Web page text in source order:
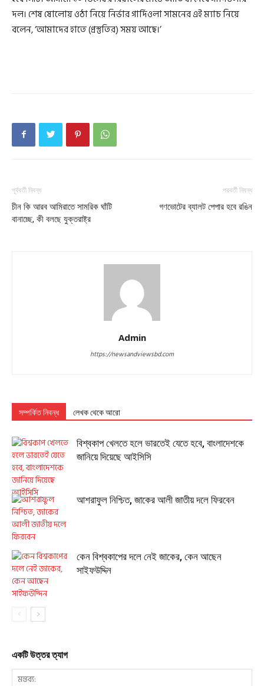
দল। শেষ ষোলোয় ওঠা নিয়ে নির্ভার গার্দিওলা সামনের এই ম্যাচ নিয়ে
বলেন, ‘আমাদের হাতে (প্রস্তুতির) সময় আছে।’
পূর্ববর্তী নিবন্ধ
চীন কি আরব আমিরাতে সামরিক ঘাঁটি
বানাচ্ছে, কী বলছে যুক্তরাষ্ট্র
পরবর্তী নিবন্ধ
গণভোটের ব্যালট পেপার হবে রঙিন
Admin
https://newsandviewsbd.com
সম্পর্কিত নিবন্ধ লেখক থেকে আরো
বিশ্বকাপ খেলতে হলে ভারতেই যেতে হবে, বাংলাদেশকে
জানিয়ে দিয়েছে আইসিসি
আশরাফুল নিশ্চিত, জাকের আলী জাতীয় দলে ফিরবেন
কেন বিশ্বকাপের দলে নেই জাকের, কেন আছেন
সাইফউদ্দিন
একটি উত্তর ত্যাগ